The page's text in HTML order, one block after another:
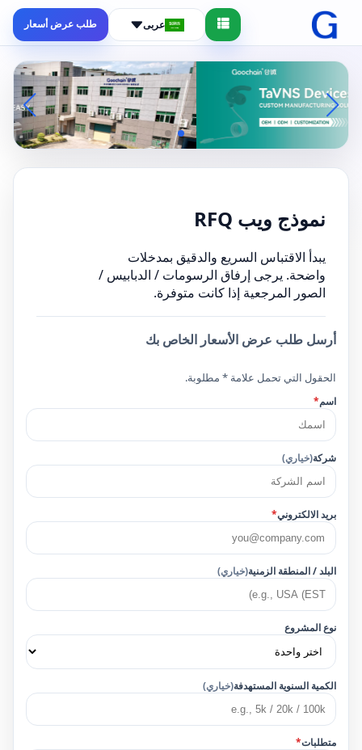
عربى طلب عرض أسعار
نموذج ويب RFQ
يبدأ الاقتباس السريع والدقيق بمدخلات
واضحة. يرجى إرفاق الرسومات / الدبابيس /
الصور المرجعية إذا كانت متوفرة.
أرسل طلب عرض الأسعار الخاص بك
الحقول التي تحمل علامة * مطلوبة.
اسم*
شركة(خياري)
بريد الالكتروني*
البلد / المنطقة الزمنية(خياري)
نوع المشروع
الكمية السنوية المستهدفة(خياري)
متطلبات*